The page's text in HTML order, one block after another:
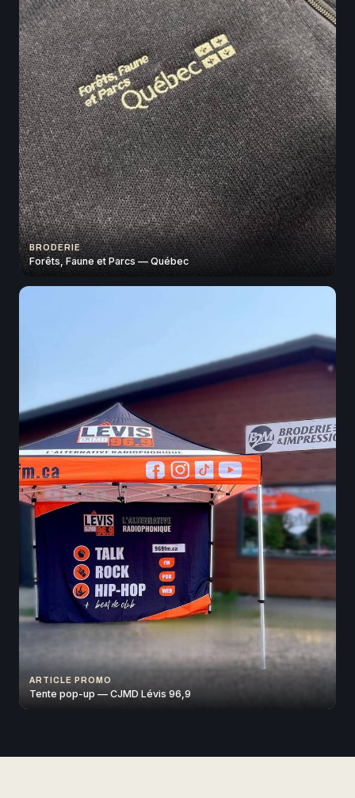
BRODERIE
Forêts, Faune et Parcs — Québec
ARTICLE PROMO
Tente pop-up — CJMD Lévis 96,9